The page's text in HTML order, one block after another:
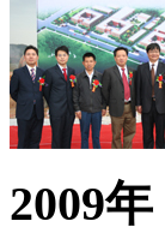
2009年